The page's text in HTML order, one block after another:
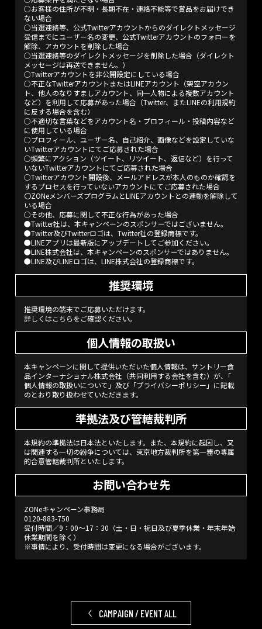
○お客様の住所が不明・長期不在・連絡不能等で賞品をお届けでき
ない場合
○当選連絡等、公式Twitterアカウントからのダイレクトメッセージ
受信までにユーザー名の変更、公式Twitterアカウントのフォローを
解除、アカウントを削除した場合
○当選連絡等のダイレクトメッセージを削除した場合（ダイレクト
メッセージは再送できません。）
○Twitterアカウントを非公開設定にしている場合
○不正なTwitterアカウントまたはLINEアカウント（架空アカウン
ト、他人のなりすましアカウント、同一人物による複数アカウント
など）を利用して応募があった場合（Twitter、またLINEの利用規約
に反する場合を含む）
○不適切な言葉などをアカウント名・プロフィール・投稿内容など
に使用している場合
○プロフィール、ユーザー名、自己紹介、画像などを設定していな
いTwitterアカウントにてご応募された場合
○頻繁にアクション（ツイート、リツイート、返信など）を行って
いないTwitterアカウントにてご応募された場合
○Twitterアカウント開設後、メールアドレスが本人のものか確認を
するプロセスを行っていないアカウントにてご応募された場合
〇ZONeメンバーズプログラムとLINEアカウントとの連動を解除して
いる場合
○その他、応募に関して不正な行為があった場合
●Twitter社は、本キャンペーンのスポンサーではございません。
●Twitter及びTwitterロゴは、Twitter社の登録商標です。
●LINEアプリは最新版にアップデートしてご参加ください。
●LINE株式会社は、本キャンペーンのスポンサーではありません。
●LINE及びLINEロゴは、LINE株式会社の登録商標です。
推奨環境
推奨環境の端末でご応募いただけます。
詳しくはこちらをご確認ください。
個人情報の取扱い
本キャンペーンに関して提供いただいた個人情報は、サントリー食
品インターナショナル株式会社（共同利用する会社を含む）が､「
個人情報の取扱いについて 」及び「プライバシーポリシー 」に記載
のとおり取り扱わせていただきます。
準拠法及び管轄裁判所
本規約の準拠法は日本法といたします。また、本規約に起因し、又
は関連する一切の紛争については、東京地方裁判所を第一審の専属
的合意管轄裁判所といたします。
お問い合わせ先
ZONeキャンペーン事務局
0120-883-750
受付時間／9：00～17：30（土・日・祝日及び夏季休業・年末年始
休業期間を除く）
※事情により、受付時間は変更になる場合がございます。
CAMPAIGN / EVENT ALL